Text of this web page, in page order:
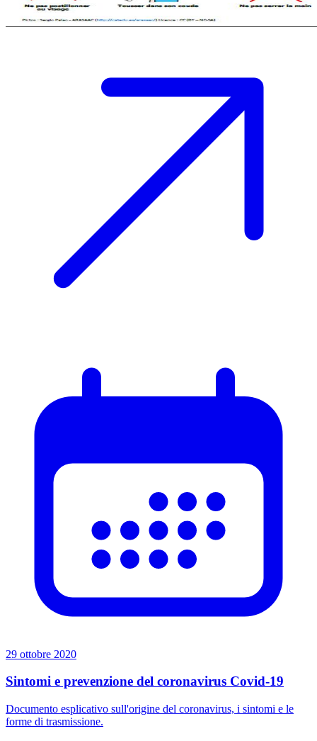
29 ottobre 2020
Sintomi e prevenzione del coronavirus Covid-19
Documento esplicativo sull'origine del coronavirus, i sintomi e le
forme di trasmissione.